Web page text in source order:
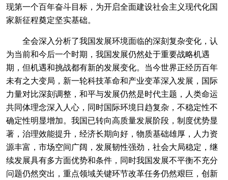
现第一个百年奋斗目标，为开启全面建设社会主义现代化国
家新征程奠定坚实基础。
全会深入分析了我国发展环境面临的深刻复杂变化，认
为当前和今后一个时期，我国发展仍然处于重要战略机遇
期，但机遇和挑战都有新的发展变化。当今世界正经历百年
未有之大变局，新一轮科技革命和产业变革深入发展，国际
力量对比深刻调整，和平与发展仍然是时代主题，人类命运
共同体理念深入人心，同时国际环境日趋复杂，不稳定性不
确定性明显增加。我国已转向高质量发展阶段，制度优势显
著，治理效能提升，经济长期向好，物质基础雄厚，人力资
源丰富，市场空间广阔，发展韧性强劲，社会大局稳定，继
续发展具有多方面优势和条件，同时我国发展不平衡不充分
问题仍然突出，重点领域关键环节改革任务仍然艰巨，创新